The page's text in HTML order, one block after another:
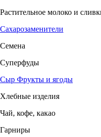
Растительное молоко и
Сахарозаменители
Семена
Суперфуды
Сыр Фрукты и ягоды
Хлебные изделия
Чай, кофе, какао
Гарниры